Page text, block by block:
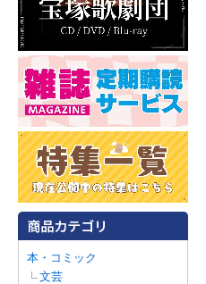
本・コミック
文芸